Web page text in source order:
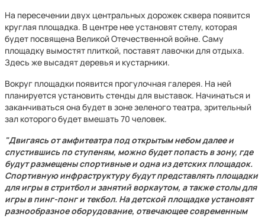
На пересечении двух центральных дорожек сквера появится
круглая площадка. В центре нее установят стелу, которая
будет посвящена Великой Отечественной войне. Саму
площадку вымостят плиткой, поставят лавочки для отдыха.
Здесь же высадят деревья и кустарники.
Вокруг площадки появится прогулочная галерея. На ней
планируется установить стенды для выставок. Начинаться и
заканчиваться она будет в зоне зеленого театра, зрительный
зал которого будет вмешать 70 человек.
"Двигаясь от амфитеатра под открытым небом далее и
спустившись по ступеням, можно будет попасть в зону, где
будут размещены спортивные и одна из детских площадок.
Спортивную инфраструктуру будут представлять площадки
для игры в стритбол и занятий воркаутом, а также столы для
игры в пинг-понг и текбол. На детской площадке установят
разнообразное оборудование, отвечающее современным